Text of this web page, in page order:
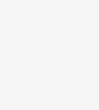
đựng của